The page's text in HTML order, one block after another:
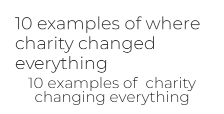
10 examples of where
charity changed
everything
10 examples of charity
changing everything